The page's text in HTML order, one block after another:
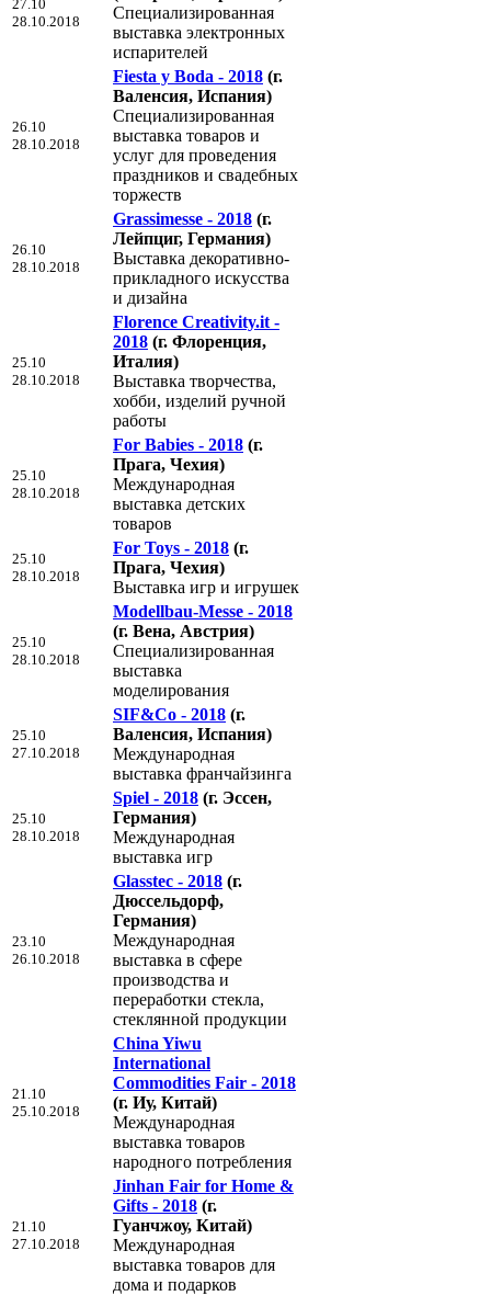
27.10
28.10.2018
Специализированная
выставка электронных
испарителей
26.10
28.10.2018
Fiesta y Boda - 2018 (г.
Валенсия, Испания)
Специализированная
выставка товаров и
услуг для проведения
праздников и свадебных
торжеств
26.10
28.10.2018
Grassimesse - 2018 (г.
Лейпциг, Германия)
Выставка декоративно-
прикладного искусства
и дизайна
25.10
28.10.2018
Florence Creativity.it -
2018 (г. Флоренция,
Италия)
Выставка творчества,
хобби, изделий ручной
работы
25.10
28.10.2018
For Babies - 2018 (г.
Прага, Чехия)
Международная
выставка детских
товаров
25.10
28.10.2018
For Toys - 2018 (г.
Прага, Чехия)
Выставка игр и игрушек
25.10
28.10.2018
Modellbau-Messe - 2018
(г. Вена, Австрия)
Специализированная
выставка
моделирования
25.10
27.10.2018
SIF&Co - 2018 (г.
Валенсия, Испания)
Международная
выставка франчайзинга
25.10
28.10.2018
Spiel - 2018 (г. Эссен,
Германия)
Международная
выставка игр
23.10
26.10.2018
Glasstec - 2018 (г.
Дюссельдорф,
Германия)
Международная
выставка в сфере
производства и
переработки стекла,
стеклянной продукции
21.10
25.10.2018
China Yiwu
International
Commodities Fair - 2018
(г. Иу, Китай)
Международная
выставка товаров
народного потребления
21.10
27.10.2018
Jinhan Fair for Home &
Gifts - 2018 (г.
Гуанчжоу, Китай)
Международная
выставка товаров для
дома и подарков